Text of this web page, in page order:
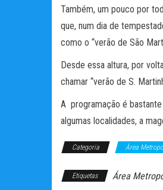
Também, um pouco por
que, num dia de
como o “verão de São
Desde essa altura, por
chamar “verão de S.
A programação é
algumas localidades, a
Categoria Área
Etiquetas Área